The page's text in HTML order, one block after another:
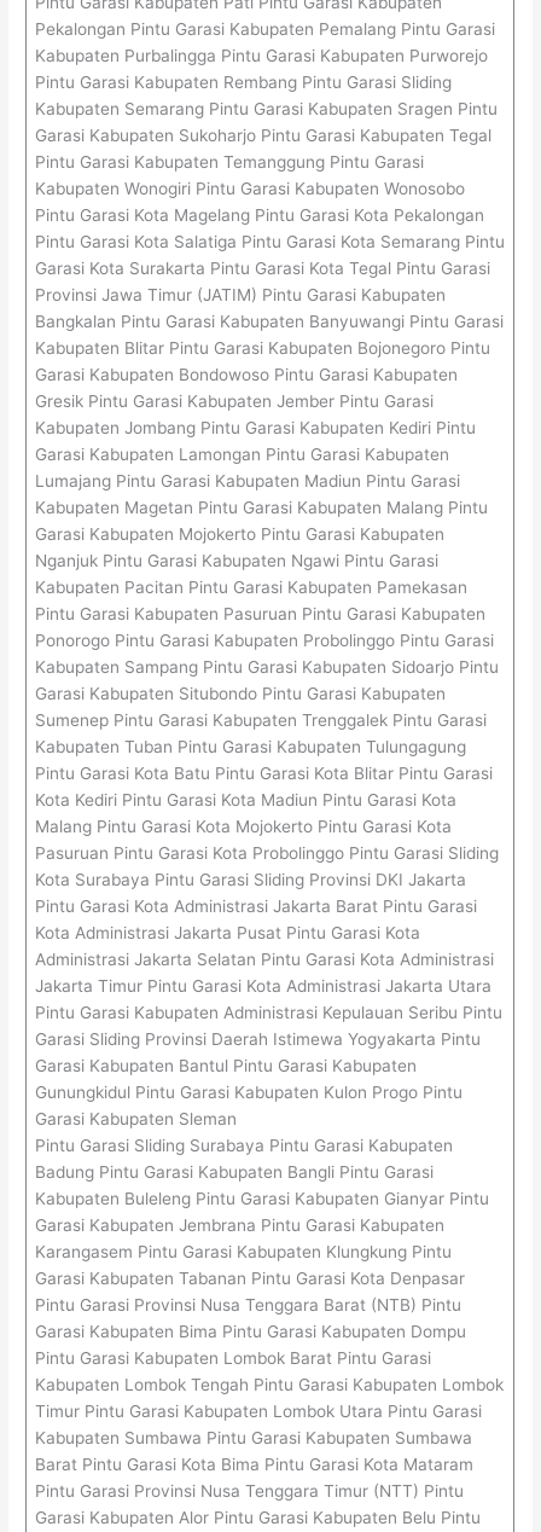
Pekalongan Pintu Garasi Kabupaten Pemalang Pintu Garasi
Kabupaten Purbalingga Pintu Garasi Kabupaten Purworejo
Pintu Garasi Kabupaten Rembang Pintu Garasi Sliding
Kabupaten Semarang Pintu Garasi Kabupaten Sragen Pintu
Garasi Kabupaten Sukoharjo Pintu Garasi Kabupaten Tegal
Pintu Garasi Kabupaten Temanggung Pintu Garasi
Kabupaten Wonogiri Pintu Garasi Kabupaten Wonosobo
Pintu Garasi Kota Magelang Pintu Garasi Kota Pekalongan
Pintu Garasi Kota Salatiga Pintu Garasi Kota Semarang Pintu
Garasi Kota Surakarta Pintu Garasi Kota Tegal Pintu Garasi
Provinsi Jawa Timur (JATIM) Pintu Garasi Kabupaten
Bangkalan Pintu Garasi Kabupaten Banyuwangi Pintu Garasi
Kabupaten Blitar Pintu Garasi Kabupaten Bojonegoro Pintu
Garasi Kabupaten Bondowoso Pintu Garasi Kabupaten
Gresik Pintu Garasi Kabupaten Jember Pintu Garasi
Kabupaten Jombang Pintu Garasi Kabupaten Kediri Pintu
Garasi Kabupaten Lamongan Pintu Garasi Kabupaten
Lumajang Pintu Garasi Kabupaten Madiun Pintu Garasi
Kabupaten Magetan Pintu Garasi Kabupaten Malang Pintu
Garasi Kabupaten Mojokerto Pintu Garasi Kabupaten
Nganjuk Pintu Garasi Kabupaten Ngawi Pintu Garasi
Kabupaten Pacitan Pintu Garasi Kabupaten Pamekasan
Pintu Garasi Kabupaten Pasuruan Pintu Garasi Kabupaten
Ponorogo Pintu Garasi Kabupaten Probolinggo Pintu Garasi
Kabupaten Sampang Pintu Garasi Kabupaten Sidoarjo Pintu
Garasi Kabupaten Situbondo Pintu Garasi Kabupaten
Sumenep Pintu Garasi Kabupaten Trenggalek Pintu Garasi
Kabupaten Tuban Pintu Garasi Kabupaten Tulungagung
Pintu Garasi Kota Batu Pintu Garasi Kota Blitar Pintu Garasi
Kota Kediri Pintu Garasi Kota Madiun Pintu Garasi Kota
Malang Pintu Garasi Kota Mojokerto Pintu Garasi Kota
Pasuruan Pintu Garasi Kota Probolinggo Pintu Garasi Sliding
Kota Surabaya Pintu Garasi Sliding Provinsi DKI Jakarta
Pintu Garasi Kota Administrasi Jakarta Barat Pintu Garasi
Kota Administrasi Jakarta Pusat Pintu Garasi Kota
Administrasi Jakarta Selatan Pintu Garasi Kota Administrasi
Jakarta Timur Pintu Garasi Kota Administrasi Jakarta Utara
Pintu Garasi Kabupaten Administrasi Kepulauan Seribu Pintu
Garasi Sliding Provinsi Daerah Istimewa Yogyakarta Pintu
Garasi Kabupaten Bantul Pintu Garasi Kabupaten
Gunungkidul Pintu Garasi Kabupaten Kulon Progo Pintu
Garasi Kabupaten Sleman
Pintu Garasi Sliding Surabaya Pintu Garasi Kabupaten
Badung Pintu Garasi Kabupaten Bangli Pintu Garasi
Kabupaten Buleleng Pintu Garasi Kabupaten Gianyar Pintu
Garasi Kabupaten Jembrana Pintu Garasi Kabupaten
Karangasem Pintu Garasi Kabupaten Klungkung Pintu
Garasi Kabupaten Tabanan Pintu Garasi Kota Denpasar
Pintu Garasi Provinsi Nusa Tenggara Barat (NTB) Pintu
Garasi Kabupaten Bima Pintu Garasi Kabupaten Dompu
Pintu Garasi Kabupaten Lombok Barat Pintu Garasi
Kabupaten Lombok Tengah Pintu Garasi Kabupaten Lombok
Timur Pintu Garasi Kabupaten Lombok Utara Pintu Garasi
Kabupaten Sumbawa Pintu Garasi Kabupaten Sumbawa
Barat Pintu Garasi Kota Bima Pintu Garasi Kota Mataram
Pintu Garasi Provinsi Nusa Tenggara Timur (NTT) Pintu
Garasi Kabupaten Alor Pintu Garasi Kabupaten Belu Pintu